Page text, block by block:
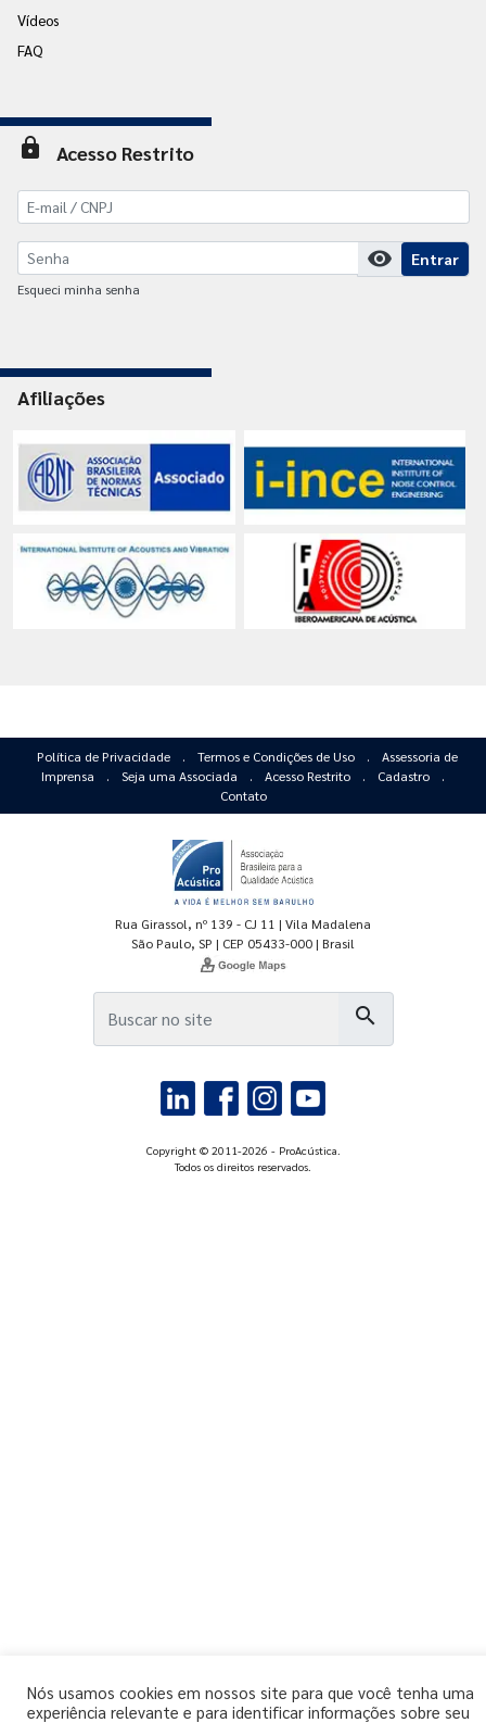
Vídeos
FAQ
lock Acesso Restrito
visibility Entrar
Esqueci minha senha
Afiliações
Política de Privacidade . Termos e Condições de Uso .
Assessoria de
Imprensa
. Seja uma Associada . Acesso Restrito . Cadastro
.
Contato
Rua Girassol, nº 139 - CJ 11 | Vila Madalena
São Paulo, SP | CEP 05433-000 | Brasil
search
Copyright © 2011-2026 - ProAcústica.
Todos os direitos reservados.
Nós usamos cookies em nossos site para que você tenha uma
experiência relevante e para identificar informações sobre seu